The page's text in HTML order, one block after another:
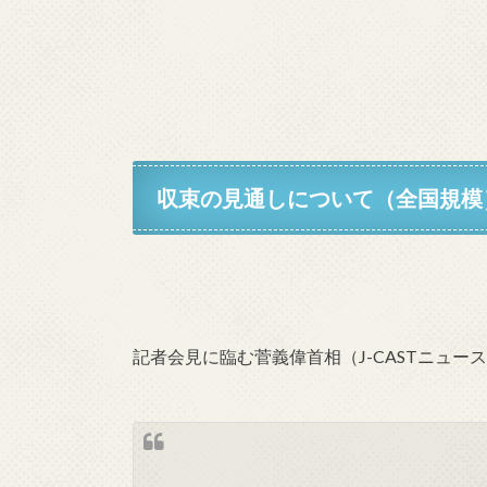
収束の見通しについて（全国規
記者会見に臨む菅義偉首相（J-CASTニュー